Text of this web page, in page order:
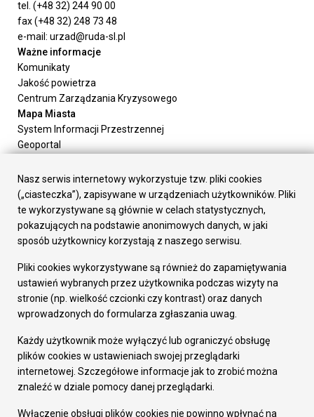
tel. (+48 32) 244 90 00
fax (+48 32) 248 73 48
e-mail: urzad@ruda-sl.pl
Ważne informacje
Komunikaty
Jakość powietrza
Centrum Zarządzania Kryzysowego
Mapa Miasta
System Informacji Przestrzennej
Geoportal
Załatw sprawę
Prezydent Miasta
Rada Miasta
Wydziały
Elektroniczna Skrzynka Podawcza
Gospodarka
Fundusze europejskie
Środki krajowe
Oferty inwestycyjne
Pozostałe
Deklaracja dostępności
Dane osobowe
Dodaj opinię o witrynie
Nasz serwis internetowy wykorzystuje tzw. pliki cookies
(„ciasteczka”), zapisywane w urządzeniach użytkowników. Pliki
te wykorzystywane są głównie w celach statystycznych,
pokazujących na podstawie anonimowych danych, w jaki
sposób użytkownicy korzystają z naszego serwisu.
Pliki cookies wykorzystywane są również do zapamiętywania
ustawień wybranych przez użytkownika podczas wizyty na
stronie (np. wielkość czcionki czy kontrast) oraz danych
wprowadzonych do formularza zgłaszania uwag.
Każdy użytkownik może wyłączyć lub ograniczyć obsługę
plików cookies w ustawieniach swojej przeglądarki
internetowej. Szczegółowe informacje jak to zrobić można
znaleźć w dziale pomocy danej przeglądarki.
Wyłączenie obsługi plików cookies nie powinno wpłynąć na